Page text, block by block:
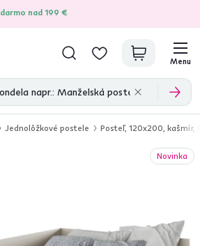
nad 199 €
211overených produktových recenzií
Menu
Jednolôžkové postele Posteľ, 120x200, kašmír,
Novinka